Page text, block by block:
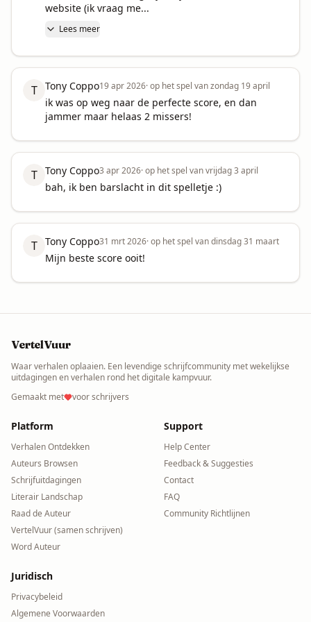
website (ik vraag me...
Lees meer
T Tony Coppo19 apr 2026·op het spel van zondag 19 april
ik was op weg naar de perfecte score, en dan
jammer maar helaas 2 missers!
T Tony Coppo3 apr 2026·op het spel van vrijdag 3 april
bah, ik ben barslacht in dit spelletje :)
T Tony Coppo31 mrt 2026·op het spel van dinsdag 31 maart
Mijn beste score ooit!
VertelVuur
Waar verhalen oplaaien. Een levendige schrijfcommunity met wekelijkse
uitdagingen en verhalen rond het digitale kampvuur.
Gemaakt met
voor schrijvers
Platform
Verhalen Ontdekken
Auteurs Browsen
Schrijfuitdagingen
Literair Landschap
Raad de Auteur
VertelVuur (samen schrijven)
Word Auteur
Support
Help Center
Feedback & Suggesties
Contact
FAQ
Community Richtlijnen
Juridisch
Privacybeleid
Algemene Voorwaarden